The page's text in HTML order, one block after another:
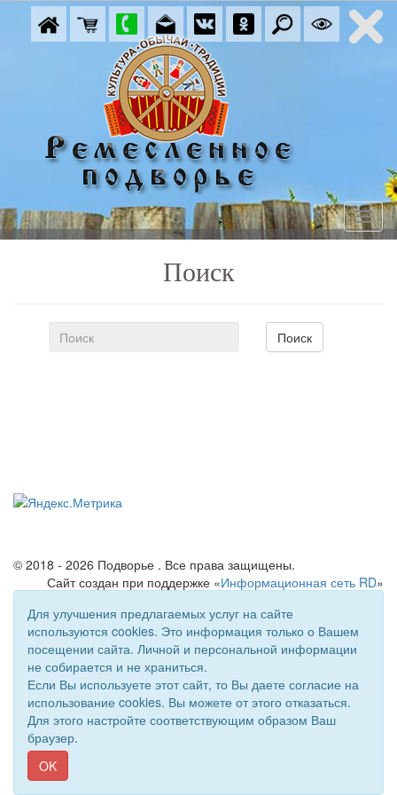
Поиск
© 2018 - 2026 Подворье . Все права защищены.
Сайт создан при поддержке «Информационная сеть RD»
Для улучшения предлагаемых услуг на сайте
используются cookies. Это информация только о Вашем
посещении сайта. Личной и персональной информации
не собирается и не храниться.
Если Вы используете этот сайт, то Вы даете согласие на
использование cookies. Вы можете от этого отказаться.
Для этого настройте соответствующим образом Ваш
браузер.
OK